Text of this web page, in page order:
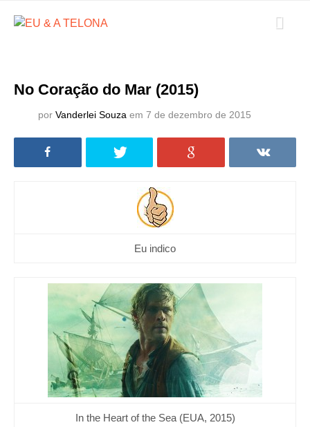
No Coração do Mar (2015)
por Vanderlei Souza em 7 de dezembro de 2015
Eu indico
In the Heart of the Sea (EUA, 2015)